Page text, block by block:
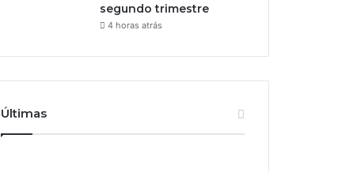
segundo trimestre
4 horas atrás
Últimas